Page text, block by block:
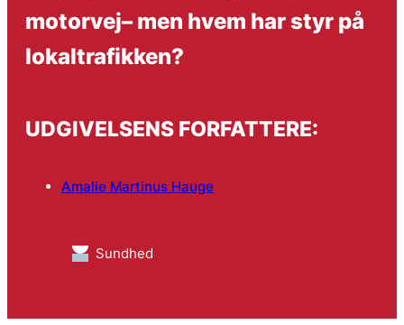
motorvej– men hvem har styr på
lokaltrafikken?
UDGIVELSENS FORFATTERE:
Amalie Martinus Hauge
Sundhed